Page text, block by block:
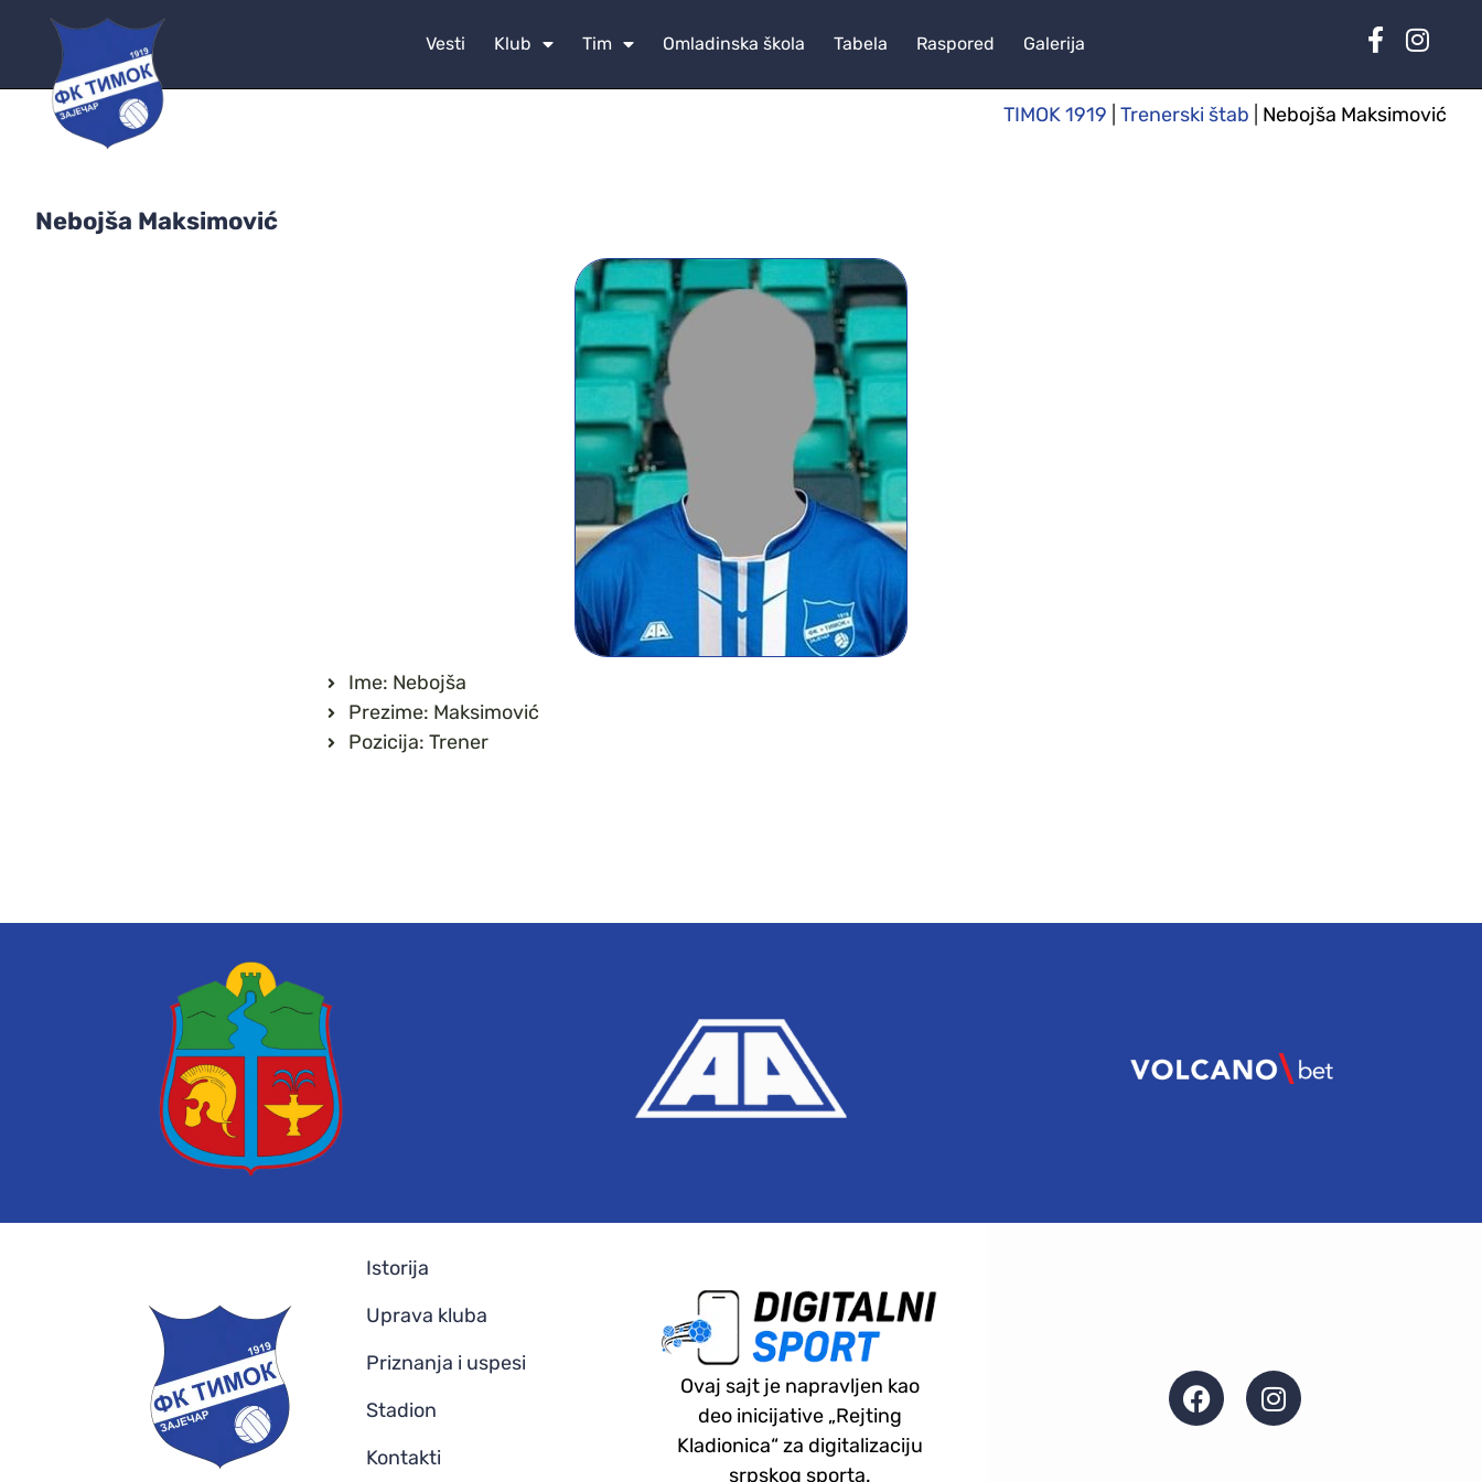
Vesti Klub Tim Omladinska škola Tabela Raspored Galerija
TIMOK 1919 Trenerski štab Nebojša Maksimović
Nebojša Maksimović
Ime: Nebojša
Prezime: Maksimović
Pozicija: Trener
Istorija
Uprava kluba
Priznanja i uspesi
Stadion
Kontakti
Ovaj sajt je napravljen kao
deo inicijative „Rejting
Kladionica“ za digitalizaciju
srpskog sporta.